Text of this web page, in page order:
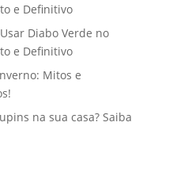
e Definitivo
Diabo Verde no
e Definitivo
Mitos e
na sua casa? Saiba